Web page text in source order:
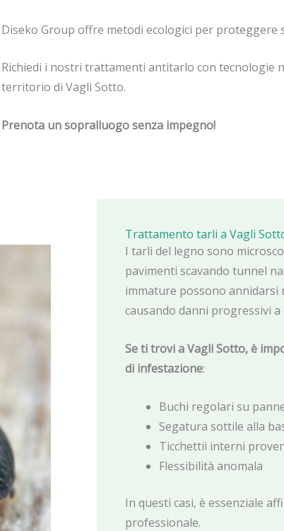
Diseko Group offre metodi ecologici per proteggere
Richiedi i nostri trattamenti antitarlo con tecnologie
territorio di Vagli Sotto.
Prenota un sopralluogo senza impegno!
Trattamento tarli a Vagli
I tarli del legno sono
pavimenti scavando tunnel
immature possono annidarsi
causando danni progressivi
Se ti trovi a Vagli Sotto, è
di infestazione:
Buchi regolari su
Segatura sottile alla
Ticchettii interni
Flessibilità anomala
In questi casi, è essenziale
professionale.